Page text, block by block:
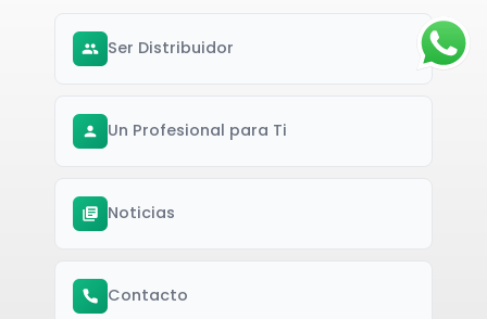
Ser Distribuidor
Un Profesional para Ti
Noticias
Contacto